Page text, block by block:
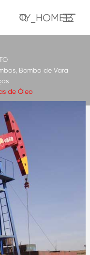
TY_HOME13
Bomba de Vara
de Óleo